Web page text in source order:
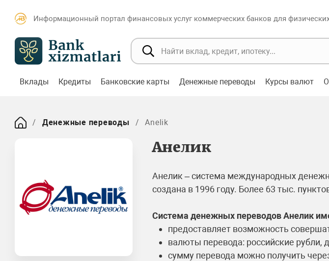
Информационный портал финансовых услуг коммерческих банков для
Вклады Кредиты Банковские карты Денежные переводы Курсы валют
Денежные переводы Anelik
Анелик
Анелик – система международных
создана в 1996 году. Более 63 тыс.
Система денежных переводов Анелик
предоставляет возможность
валюты перевода: российские
сумму перевода можно получить